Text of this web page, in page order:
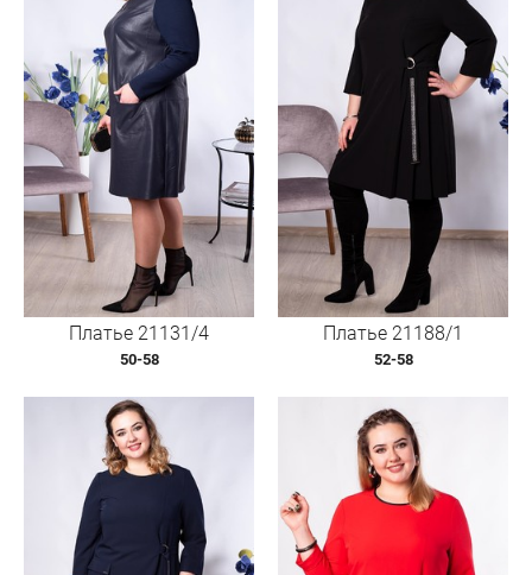
Платье 21131/4
50-58
Платье 21188/1
52-58